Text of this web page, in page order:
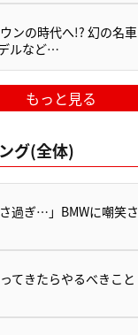
ンの時代へ!? 幻の名車
ルなど…
もっと見る
グ(全体)
過ぎ…」BMWに嘲笑さ
てきたらやるべきこと